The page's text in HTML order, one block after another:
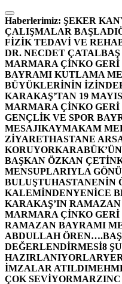
İçeriğe
atla
Haberlerimiz: ŞEKER
ÇALIŞMALAR BAŞLADI
FİZİK TEDAVİ VE
DR. NECDET
MARMARA ÇİNKO
BAYRAMI KUTLAMA
BÜYÜKLERİNİN İZİNDE
KARAKAŞ’TAN 19
MARMARA ÇİNKO
GENÇLİK VE SPOR
MESAJIKAYMAKAM
ZİYARETHASTANE
KORUYOR
BAŞKAN ÖZKAN
MENSUPLARIYLA
BULUŞTUHASTANENİN
KALEMİNDENYENİCE
KARAKAŞ’IN
MARMARA ÇİNKO
RAMAZAN BAYRAMI
ABDULLAH ÖREN….
DEĞERLENDİRMESİ8
HAZIRLANIYORLAR
İMZALAR ATILDI
ÇOK SEVİYOR